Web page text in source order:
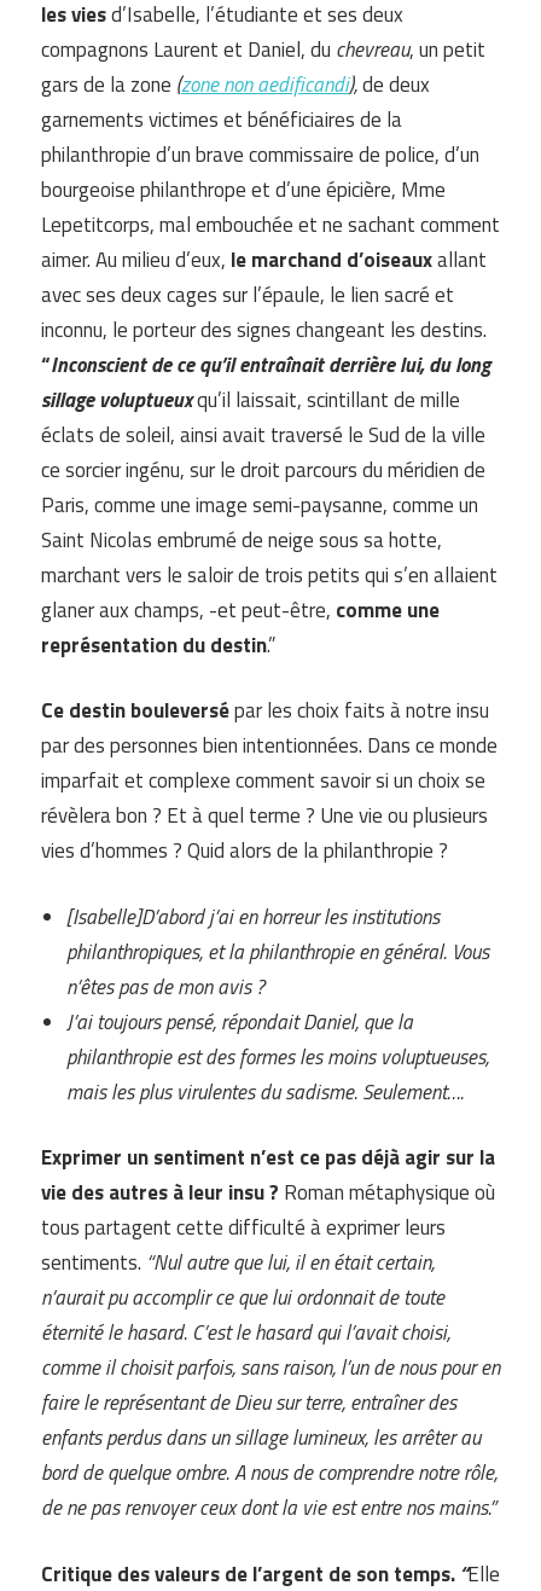
les viesd’Isabelle, l’étudiante et ses deux
compagnons Laurent et Daniel, du chevreau, un petit
gars de la zone (zone non aedificandi),de deux
garnements victimes et bénéficiaires de la
philanthropie d’un brave commissaire de police, d’un
bourgeoise philanthrope et d’une épicière, Mme
Lepetitcorps, mal embouchée et ne sachant comment
aimer. Au milieu d’eux, le marchand d’oiseauxallant
avec ses deux cages sur l’épaule, le lien sacré et
inconnu, le porteur des signes changeant les destins.
“Inconscient de ce qu’il entraînait derrière lui, du long
sillage voluptueuxqu’il laissait, scintillant de mille
éclats de soleil, ainsi avait traversé le Sud de la ville
ce sorcier ingénu, sur le droit parcours du méridien de
Paris, comme une image semi-paysanne, comme un
Saint Nicolas embrumé de neige sous sa hotte,
marchant vers le saloir de trois petits qui s’en allaient
glaner aux champs, -et peut-être, comme une
représentation du destin.”
Ce destin bouleversépar les choix faits à notre insu
par des personnes bien intentionnées. Dans ce monde
imparfait et complexe comment savoir si un choix se
révèlera bon ? Et à quel terme ? Une vie ou plusieurs
vies d’hommes ? Quid alors de la philanthropie ?
[Isabelle]D’abord j’ai en horreur les institutions
philanthropiques, et la philanthropie en général. Vous
n’êtes pas de mon avis ?
J’ai toujours pensé, répondait Daniel, que la
philanthropie est des formes les moins voluptueuses,
mais les plus virulentes du sadisme. Seulement….
Exprimer un sentiment n’est ce pas déjà agir sur la
vie des autres à leur insu ? Roman métaphysique où
tous partagent cette difficulté à exprimer leurs
sentiments. “Nul autre que lui, il en était certain,
n’aurait pu accomplir ce que lui ordonnait de toute
éternité le hasard. C’est le hasard qui l’avait choisi,
comme il choisit parfois, sans raison, l’un de nous pour en
faire le représentant de Dieu sur terre, entraîner des
enfants perdus dans un sillage lumineux, les arrêter au
bord de quelque ombre. A nous de comprendre notre rôle,
de ne pas renvoyer ceux dont la vie est entre nos mains.”
Critique des valeurs de l’argent de son temps.“Elle